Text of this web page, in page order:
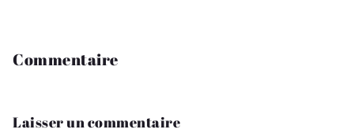
Commentaire
Laisser un commentaire